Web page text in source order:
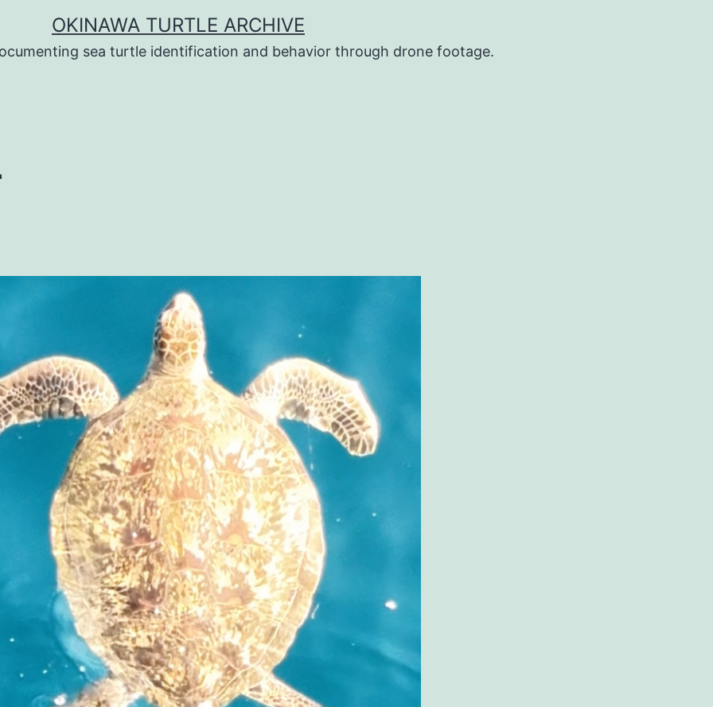
OKINAWA TURTLE ARCHIVE
sea turtle identification and behavior through drone footage.